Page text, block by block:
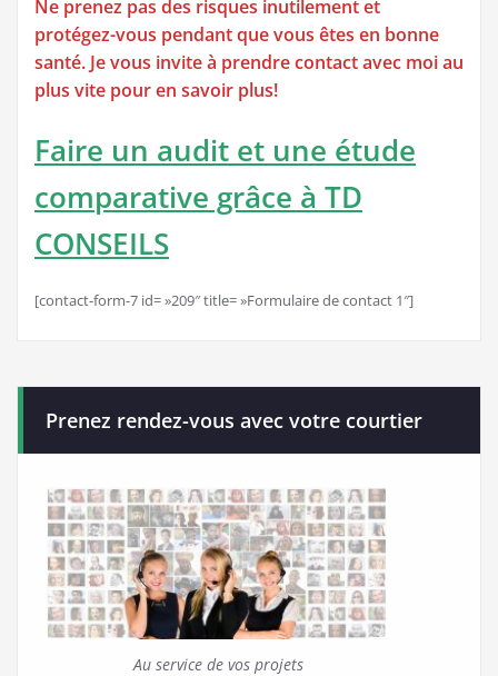
Ne prenez pas des risques inutilement et
protégez-vous pendant que vous êtes en bonne
santé. Je vous invite à prendre contact avec moi au
plus vite pour en savoir plus!
Faire un audit et une étude
comparative grâce à TD
CONSEILS
[contact-form-7 id= »209″ title= »Formulaire de contact 1″]
Prenez rendez-vous avec votre courtier
Au service de vos projets